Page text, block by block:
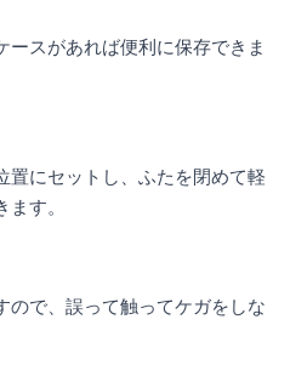
ースがあれば便利に保存できま
置にセットし、ふたを閉めて軽
す。
ので、誤って触ってケガをしな